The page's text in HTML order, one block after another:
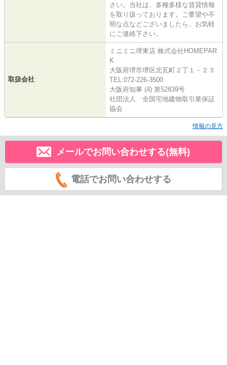
さい。当社は、多種多様な賃貸情報
を取り扱っております。ご要望や不
明な点などございましたら、お気軽
にご連絡下さい。
取扱会社
ミニミニ堺東店 株式会社HOMEPAR
K
大阪府堺市堺区北瓦町２丁１－２３
TEL:072-226-3500
大阪府知事 (4) 第52839号
社団法人 全国宅地建物取引業保証
協会
情報の見方
メールでお問い合わせする(無料)
電話でお問い合わせする